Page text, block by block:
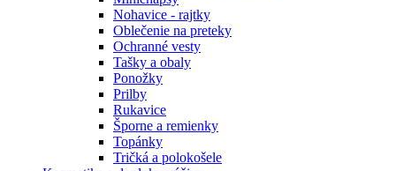
Nohavice - rajtky
Oblečenie na preteky
Ochranné vesty
Tašky a obaly
Ponožky
Prilby
Rukavice
Šporne a remienky
Topánky
Tričká a polokošele